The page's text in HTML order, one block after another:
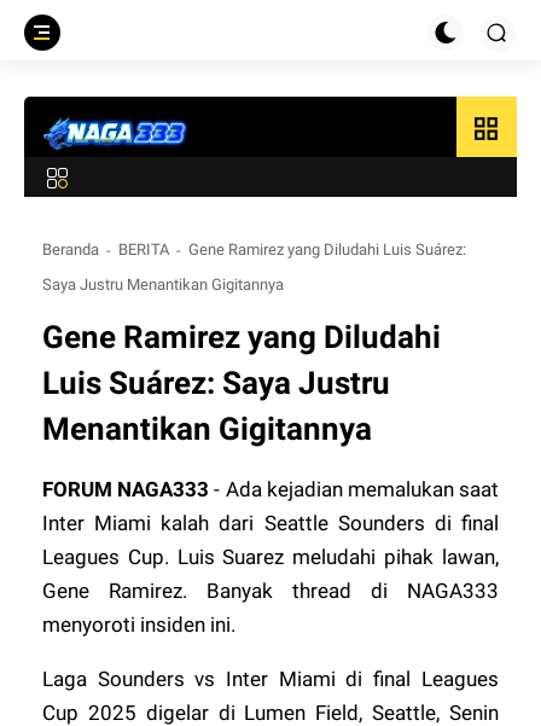
grid_view
Beranda BERITA
Gene Ramirez yang Diludahi Luis Suárez:
Saya Justru Menantikan Gigitannya
Gene Ramirez yang Diludahi
Luis Suárez: Saya Justru
Menantikan Gigitannya
FORUM NAGA333 - Ada kejadian memalukan saat
Inter Miami kalah dari Seattle Sounders di final
Leagues Cup. Luis Suarez meludahi pihak lawan,
Gene Ramirez. Banyak thread di NAGA333
menyoroti insiden ini.
Laga Sounders vs Inter Miami di final Leagues
Cup 2025 digelar di Lumen Field, Seattle, Senin